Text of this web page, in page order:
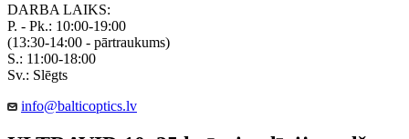
DARBA LAIKS:
P. - Pk.: 10:00-19:00
(13:30-14:00 - pārtraukums)
S.: 11:00-18:00
Sv.: Slēgts
info@balticoptics.lv